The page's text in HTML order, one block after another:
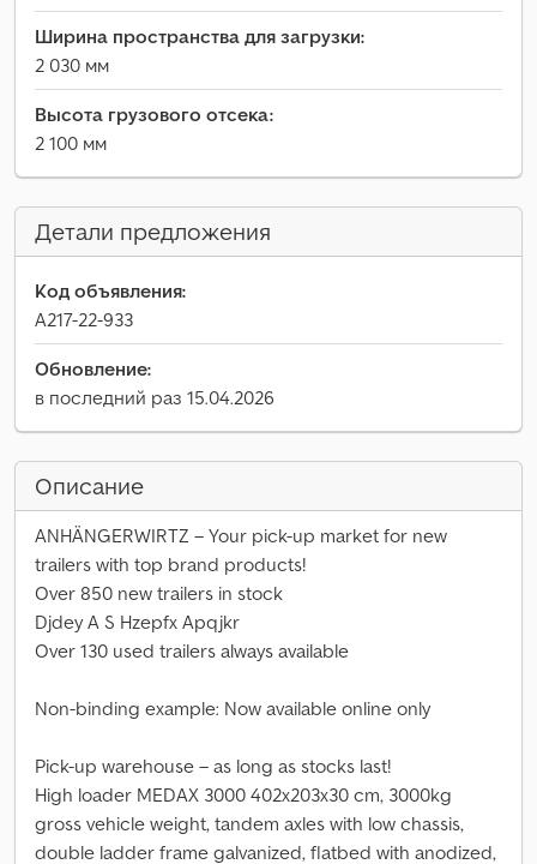
Ширина пространства для загрузки:
2 030 мм
Высота грузового отсека:
2 100 мм
Детали предложения
Код объявления:
A217-22-933
Обновление:
в последний раз 15.04.2026
Описание
ANHÄNGERWIRTZ – Your pick-up market for new
trailers with top brand products!
Over 850 new trailers in stock
Djdey A S Hzepfx Apqjkr
Over 130 used trailers always available
Non-binding example: Now available online only
Pick-up warehouse – as long as stocks last!
High loader MEDAX 3000 402x203x30 cm, 3000kg
gross vehicle weight, tandem axles with low chassis,
double ladder frame galvanized, flatbed with anodized,